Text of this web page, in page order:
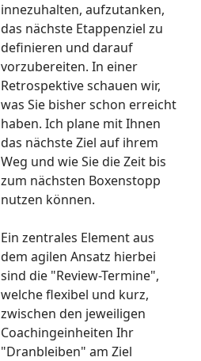
innezuhalten, aufzutanken,
das nächste Etappenziel zu
definieren und darauf
vorzubereiten. In einer
Retrospektive schauen wir,
was Sie bisher schon erreicht
haben. Ich plane mit Ihnen
das nächste Ziel auf ihrem
Weg und wie Sie die Zeit bis
zum nächsten Boxenstopp
nutzen können.
Ein zentrales Element aus
dem agilen Ansatz hierbei
sind die "Review-Termine",
welche flexibel und kurz,
zwischen den jeweiligen
Coachingeinheiten Ihr
"Dranbleiben" am Ziel